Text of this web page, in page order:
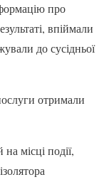
про
впіймали
до сусідньої
отримали
місці події,